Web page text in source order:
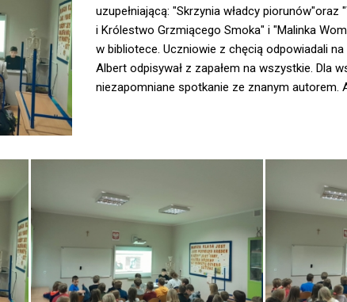
uzupełniającą: "Skrzynia władcy piorunów"oraz
i Królestwo Grzmiącego Smoka" i "Malinka
w bibliotece. Uczniowie z chęcią odpowiadali
Albert odpisywał z zapałem na wszystkie. Dla
niezapomniane spotkanie ze znanym autorem.